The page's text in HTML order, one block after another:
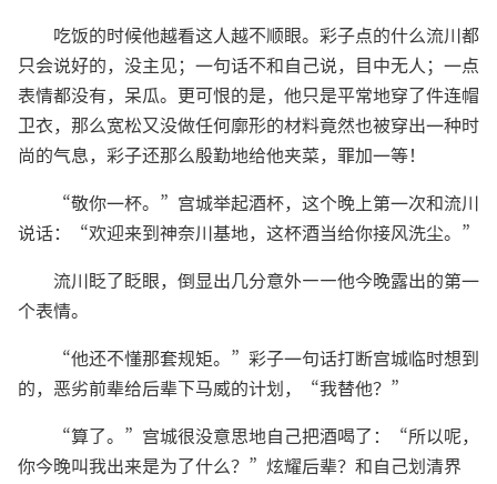
吃饭的时候他越看这人越不顺眼。彩子点的什么流川都
只会说好的，没主见；一句话不和自己说，目中无人；一点
表情都没有，呆瓜。更可恨的是，他只是平常地穿了件连帽
卫衣，那么宽松又没做任何廓形的材料竟然也被穿出一种时
尚的气息，彩子还那么殷勤地给他夹菜，罪加一等！
“敬你一杯。”宫城举起酒杯，这个晚上第一次和流川
说话：“欢迎来到神奈川基地，这杯酒当给你接风洗尘。”
流川眨了眨眼，倒显出几分意外——他今晚露出的第一
个表情。
“他还不懂那套规矩。”彩子一句话打断宫城临时想到
的，恶劣前辈给后辈下马威的计划，“我替他？”
“算了。”宫城很没意思地自己把酒喝了：“所以呢，
你今晚叫我出来是为了什么？”炫耀后辈？和自己划清界